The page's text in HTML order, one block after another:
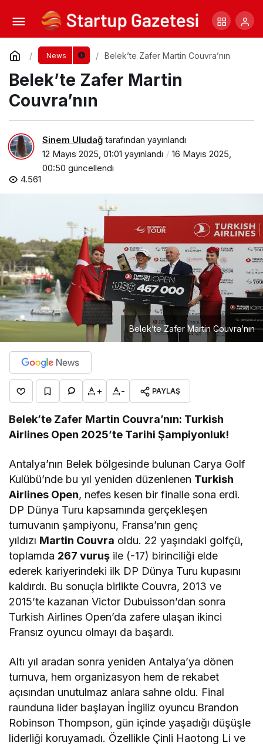
News Belek’te Zafer Martin Couvra’nın
Belek’te Zafer Martin
Couvra’nın
Sinem Uludağ tarafından yayınlandı
12 Mayıs 2025, 01:01 yayınlandı
16 Mayıs 2025,
00:50 güncellendi
4.561
Belek’te Zafer Martin Couvra’nın
+ - PAYLAŞ
Belek’te Zafer Martin Couvra’nın: Turkish
Airlines Open 2025’te Tarihi Şampiyonluk!
Antalya’nın Belek bölgesinde bulunan Carya Golf
Kulübü’nde bu yıl yeniden düzenlenen Turkish
Airlines Open, nefes kesen bir finalle sona erdi.
DP Dünya Turu kapsamında gerçekleşen
turnuvanın şampiyonu, Fransa’nın genç
yıldızı Martin Couvra oldu. 22 yaşındaki golfçü,
toplamda 267 vuruş ile (-17) birinciliği elde
ederek kariyerindeki ilk DP Dünya Turu kupasını
kaldırdı. Bu sonuçla birlikte Couvra, 2013 ve
2015’te kazanan Victor Dubuisson’dan sonra
Turkish Airlines Open’da zafere ulaşan ikinci
Fransız oyuncu olmayı da başardı.
Altı yıl aradan sonra yeniden Antalya’ya dönen
turnuva, hem organizasyon hem de rekabet
açısından unutulmaz anlara sahne oldu. Final
raunduna lider başlayan İngiliz oyuncu Brandon
Robinson Thompson, gün içinde yaşadığı düşüşle
liderliği koruyamadı. Özellikle Çinli Haotong Li ve
Şirket360 ile Şirket Kurmak Artık Çok Daha
KolayYorum Yap